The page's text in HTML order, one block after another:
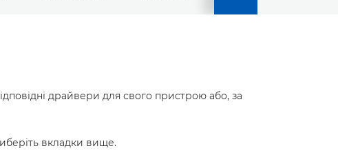
драйвери для свого пристрою або, за
вкладки вище.